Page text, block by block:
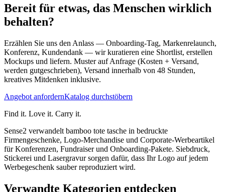
Bereit für etwas, das Menschen wirklich
behalten?
Erzählen Sie uns den Anlass — Onboarding-Tag, Markenrelaunch,
Konferenz, Kundendank — wir kuratieren eine Shortlist, erstellen
Mockups und liefern. Muster auf Anfrage (Kosten + Versand,
werden gutgeschrieben), Versand innerhalb von 48 Stunden,
kreatives Mitdenken inklusive.
Angebot anfordernKatalog durchstöbern
Find it. Love it. Carry it.
Sense2 verwandelt bamboo tote tasche in bedruckte
Firmengeschenke, Logo-Merchandise und Corporate-Werbeartikel
für Konferenzen, Fundraiser und Onboarding-Pakete. Siebdruck,
Stickerei und Lasergravur sorgen dafür, dass Ihr Logo auf jedem
Werbegeschenk sauber reproduziert wird.
Verwandte Kategorien entdecken